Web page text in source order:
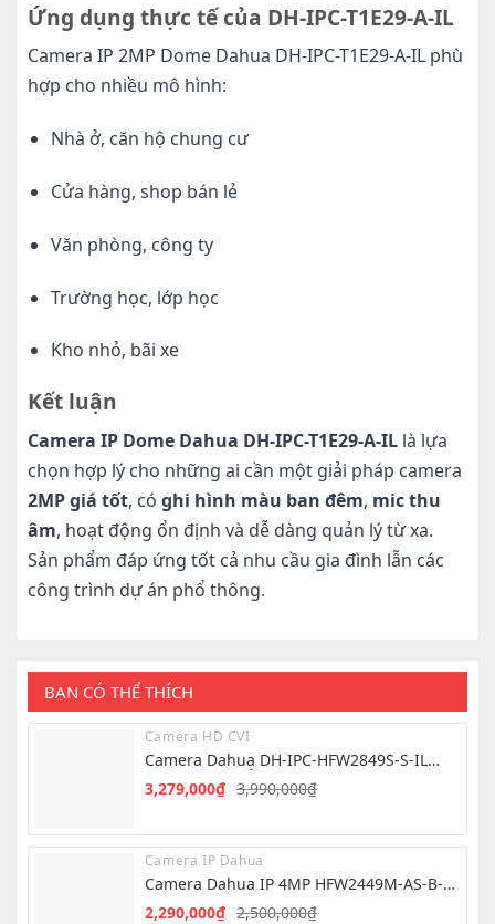
Ứng dụng thực tế của DH-IPC-T1E29-A-IL
Camera IP 2MP Dome Dahua DH-IPC-T1E29-A-IL phù
hợp cho nhiều mô hình:
Nhà ở, căn hộ chung cư
Cửa hàng, shop bán lẻ
Văn phòng, công ty
Trường học, lớp học
Kho nhỏ, bãi xe
Kết luận
Camera IP Dome Dahua DH-IPC-T1E29-A-ILlà lựa
chọn hợp lý cho những ai cần một giải pháp camera
2MP giá tốt, có ghi hình màu ban đêm, mic thu
âm, hoạt động ổn định và dễ dàng quản lý từ xa.
Sản phẩm đáp ứng tốt cả nhu cầu gia đình lẫn các
công trình dự án phổ thông.
BẠN CÓ THỂ THÍCH
Camera HD CVI
Camera Dahua DH-IPC-HFW2849S-S-IL
8.0MP – Hình Ảnh 4K Siêu Nét
3,990,000₫
Giá
là:
3,990,000₫.
3,279,000₫
Giá
tại
là:
3,279,000₫.
Camera IP Dahua
Camera Dahua IP 4MP HFW2449M-AS-B-
PRO
2,500,000₫
2,290,000₫